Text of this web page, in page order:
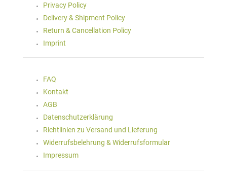
Privacy Policy
Delivery & Shipment Policy
Return & Cancellation Policy
Imprint
FAQ
Kontakt
AGB
Datenschutzerklärung
Richtlinien zu Versand und Lieferung
Widerrufsbelehrung & Widerrufsformular
Impressum